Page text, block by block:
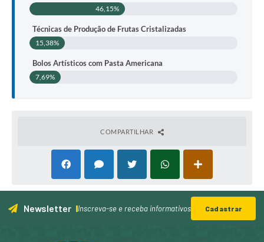
46,15%
Técnicas de Produção de Frutas Cristalizadas
15,38%
Bolos Artísticos com Pasta Americana
7,69%
COMPARTILHAR
Newsletter Inscreva-se e receba informativos Cadastrar